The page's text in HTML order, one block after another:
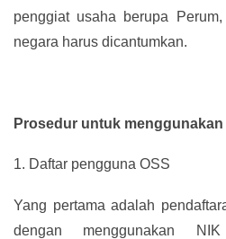
penggiat usaha berupa
negara harus dicantumkan.
Prosedur untuk menggunakan
1. Daftar pengguna OSS
Yang pertama adalah
dengan menggunakan